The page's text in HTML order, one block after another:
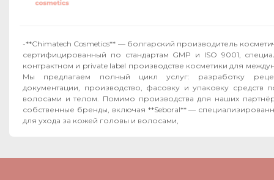
-**Chimatech Cosmetics** — болгарский производитель
сертифицированный по стандартам GMP и ISO 9001,
контрактном и private label производстве косметики для
Мы предлагаем полный цикл услуг: разработку
документации, производство, фасовку и упаковку средств
волосами и телом. Помимо производства для наших партнёров, мы развиваем
собственные бренды, включая **Seboral** —
для ухода за кожей головы и волосами,